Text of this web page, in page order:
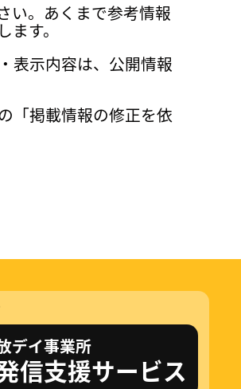
い。あくまで参考情報
す。
表示内容は、公開情報
「掲載情報の修正を依
デイ事業所
信支援サービス